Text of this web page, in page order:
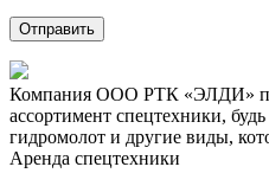
Компания ООО РТК «ЭЛДИ»
ассортимент спецтехники,
гидромолот и другие виды,
Аренда спецтехники